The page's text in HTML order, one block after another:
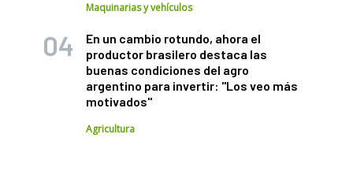
Maquinarias y vehículos
En un cambio rotundo, ahora el
productor brasilero destaca las
buenas condiciones del agro
argentino para invertir: "Los veo más
motivados"
Agricultura